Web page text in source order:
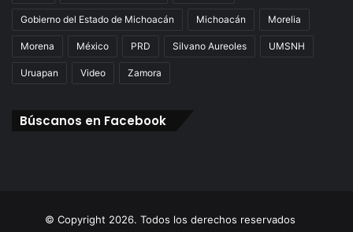
Gobierno del Estado de Michoacán Michoacán Morelia
Morena México PRD Silvano Aureoles UMSNH
Uruapan Video Zamora
Búscanos en Facebook
© Copyright 2026. Todos los derechos reservados